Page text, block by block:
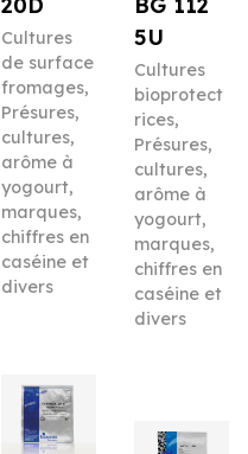
20D
Cultures
de surface
fromages,
Présures,
cultures,
arôme à
yogourt,
marques,
chiffres en
caséine et
divers
5U
Cultures
bioprotect
rices,
Présures,
cultures,
arôme à
yogourt,
marques,
chiffres en
caséine et
divers